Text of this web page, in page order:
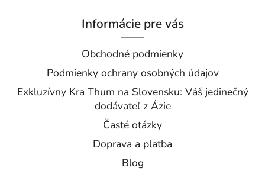
Informácie pre vás
Obchodné podmienky
Podmienky ochrany osobných údajov
Exkluzívny Kra Thum na Slovensku: Váš jedinečný
dodávateľ z Ázie
Časté otázky
Doprava a platba
Blog